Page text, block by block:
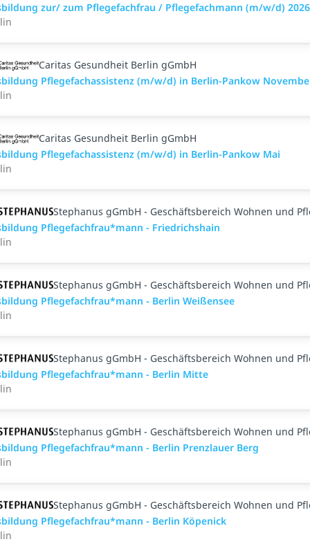
zur/ zum Pflegefachfrau / Pflegefachmann (m/w/d) 2026
Caritas Gesundheit Berlin gGmbH
Pflegefachassistenz (m/w/d) in Berlin-Pankow
Caritas Gesundheit Berlin gGmbH
Pflegefachassistenz (m/w/d) in Berlin-Pankow Mai
Stephanus gGmbH - Geschäftsbereich Wohnen und
Pflegefachfrau*mann - Friedrichshain
Stephanus gGmbH - Geschäftsbereich Wohnen und
Pflegefachfrau*mann - Berlin Weißensee
Stephanus gGmbH - Geschäftsbereich Wohnen und
Pflegefachfrau*mann - Berlin Mitte
Stephanus gGmbH - Geschäftsbereich Wohnen und
Pflegefachfrau*mann - Berlin Prenzlauer Berg
Stephanus gGmbH - Geschäftsbereich Wohnen und
Pflegefachfrau*mann - Berlin Köpenick